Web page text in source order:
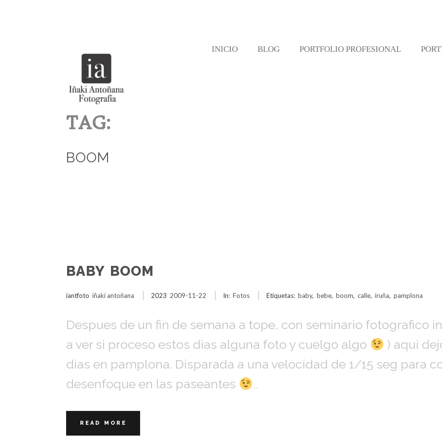
INICIO BLOG PORTFOLIO PROFESIONAL
TAG:
BOOM
BABY BOOM
iantfoto iñaki antoñana 2023 2009-11-22 In: Fotos Etiquetas: baby, bebe, boom, calle, iruña, pamplona
Despues de un fin de semana a tope, con seminario fotografico
a ver si proceso estos dias alguna foto y cuelgo algo
) aqui
dias en pamplona. Disparada a una velocidad de 1/15 seg para
desenfoque en las paseantes
..
READ MORE